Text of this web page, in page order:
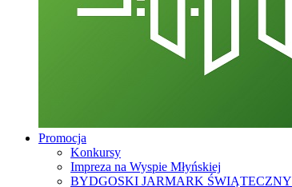
Promocja
Konkursy
Impreza na Wyspie Młyńskiej
BYDGOSKI JARMARK ŚWIĄTECZNY